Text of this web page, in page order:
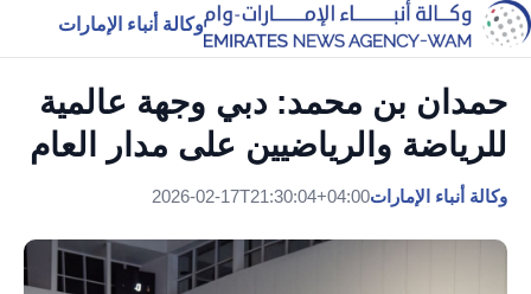
وكالة أنباء الإمارات
حمدان بن محمد: دبي وجهة عالمية
للرياضة والرياضيين على مدار العام
وكالة أنباء الإمارات2026-02-17T21:30:04+04:00